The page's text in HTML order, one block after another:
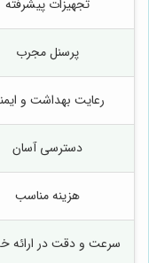
تجهیزات پیشرفته
پرسنل مجرب
رعایت بهداشت و
دسترسی آسان
هزینه مناسب
سرعت و دقت در ارائه